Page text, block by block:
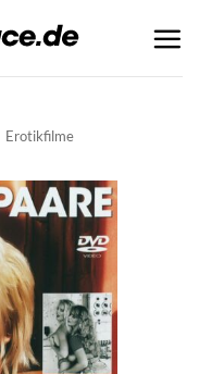
Erotikfilme